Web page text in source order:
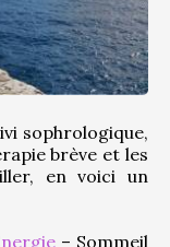
sophrologique,
brève et les
en voici un
– Sommeil